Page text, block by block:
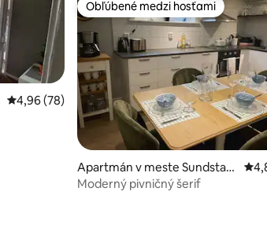
Priemerné ohodnotenie 4,96 z 5, počet
4,96 (78)
Obľúbené medzi hosťami
Obľúbené medzi hosťami
Apartmán v meste Sundsta-
Norrstrand
Moderný pivničný šerif